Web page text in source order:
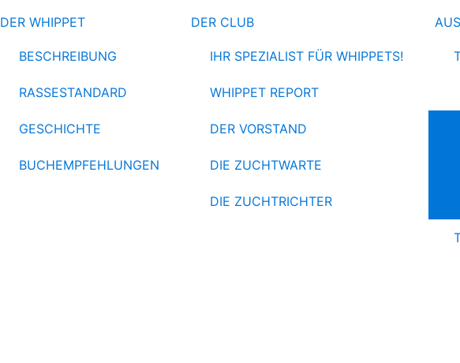
DER WHIPPET
BESCHREIBUNG
RASSESTANDARD
GESCHICHTE
BUCHEMPFEHLUNGEN
DER CLUB
IHR SPEZIALIST FÜR WHIPPETS!
WHIPPET REPORT
DER VORSTAND
DIE ZUCHTWARTE
DIE ZUCHTRICHTER